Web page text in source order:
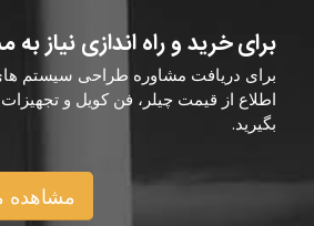
برای خرید و راه اندازی نیاز به
برای دریافت مشاوره طراحی سیستم
اطلاع از قیمت چیلر، فن کویل و
بگیرید.
مشاهده